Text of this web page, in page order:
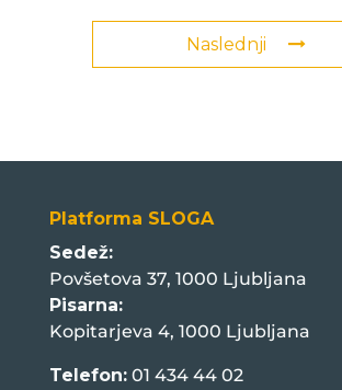
Naslednji
Platforma SLOGA
Sedež:
Povšetova 37, 1000 Ljubljana
Pisarna:
Kopitarjeva 4, 1000 Ljubljana
Telefon:01 434 44 02